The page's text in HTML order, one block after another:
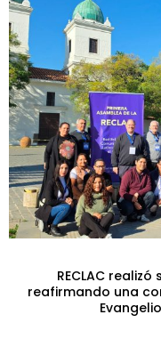
RECLAC
reafirmando una